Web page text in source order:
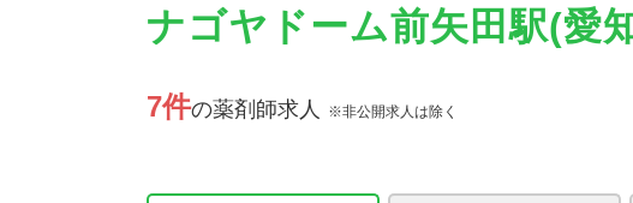
ナゴヤドーム前矢田駅(愛
7件の薬剤師求人 ※非公開求人は除く